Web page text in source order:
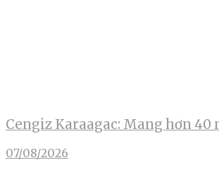
Cengiz Karaagac: Mang hơn
07/08/2026